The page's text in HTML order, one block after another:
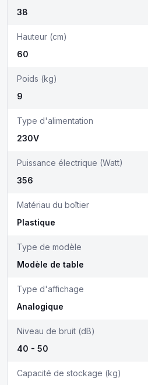
38
Hauteur (cm)
60
Poids (kg)
9
Type d'alimentation
230V
Puissance électrique (Watt)
356
Matériau du boîtier
Plastique
Type de modèle
Modèle de table
Type d'affichage
Analogique
Niveau de bruit (dB)
40 - 50
Capacité de stockage (kg)